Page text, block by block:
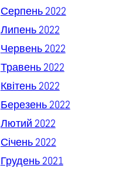
Серпень 2022
Липень 2022
Червень 2022
Травень 2022
Квітень 2022
Березень 2022
Лютий 2022
Січень 2022
Грудень 2021